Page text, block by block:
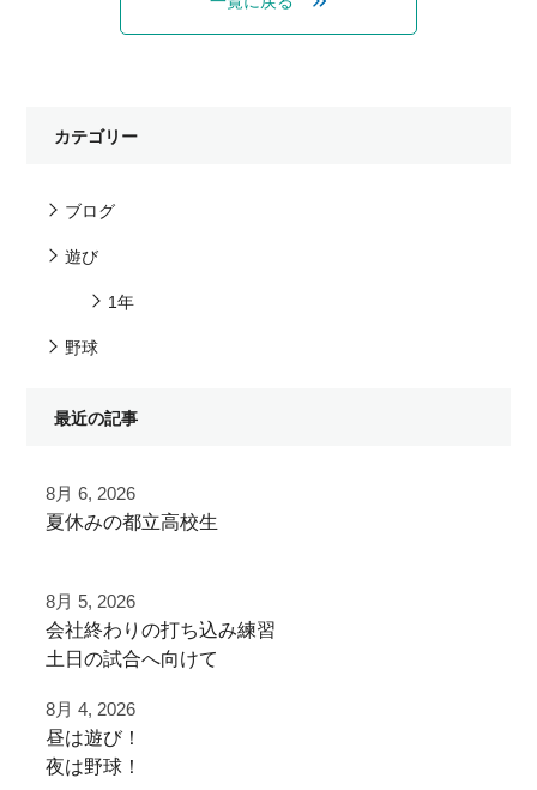
カテゴリー
ブログ
遊び
1年
野球
最近の記事
8月 6, 2026
夏休みの都立高校生
早速秋に向けた自主練
ご利用ありがとうございました
都立から下剋上へ
秋大会頑張れ！
8月 5, 2026
⁡会社終わりの打ち込み⁡練習⁡
⁡土日の試合へ向けて⁡
⁡またお待ちしております！
8月 4, 2026
昼は遊び！
夜は野球！